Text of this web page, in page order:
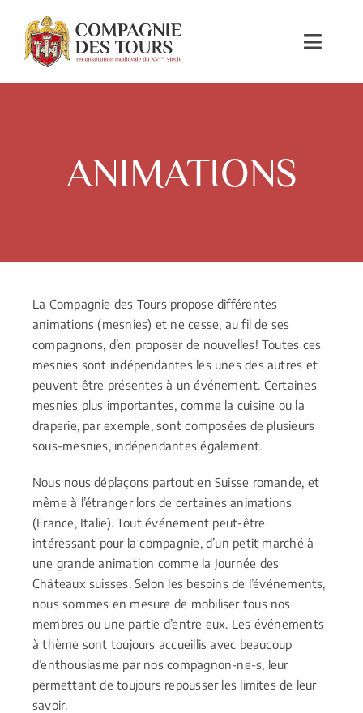
contenu
AGENDA
CONTACT
ANIMATIONS
La Compagnie des Tours propose différentes
animations (mesnies) et ne cesse, au fil de ses
compagnons, d’en proposer de nouvelles! Toutes ces
mesnies sont indépendantes les unes des autres et
peuvent être présentes à un événement. Certaines
mesnies plus importantes, comme la cuisine ou la
draperie, par exemple, sont composées de plusieurs
sous-mesnies, indépendantes également.
Nous nous déplaçons partout en Suisse romande, et
même à l’étranger lors de certaines animations
(France, Italie). Tout événement peut-être
intéressant pour la compagnie, d’un petit marché à
une grande animation comme la Journée des
Châteaux suisses. Selon les besoins de l’événements,
nous sommes en mesure de mobiliser tous nos
membres ou une partie d’entre eux. Les événements
à thème sont toujours accueillis avec beaucoup
d’enthousiasme par nos compagnon-ne-s, leur
permettant de toujours repousser les limites de leur
savoir.